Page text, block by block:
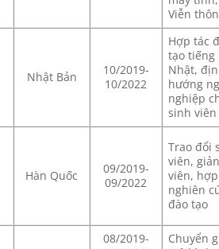
Viễn
Nhật Bản
10/2019-
10/2022
Hợp tác
tạo tiếng
Nhật,
hướng
nghiệp
sinh viên
Hàn Quốc
09/2019-
09/2022
Trao đổi
viên,
viên,
nghiên
đào tạo
08/2019-
Chuyển